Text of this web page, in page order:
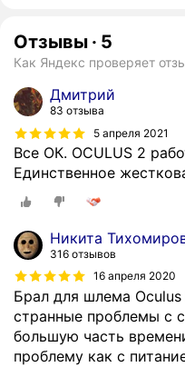
Отзывы · 5
Как Яндекс проверяет
Дмитрий
83 отзыва
5 апреля 2021
Все ОК. OCULUS 2
Единственное
Никита
316 отзывов
16 апреля 2020
Брал для шлема Oculus
странные проблемы с
большую часть
проблему как с